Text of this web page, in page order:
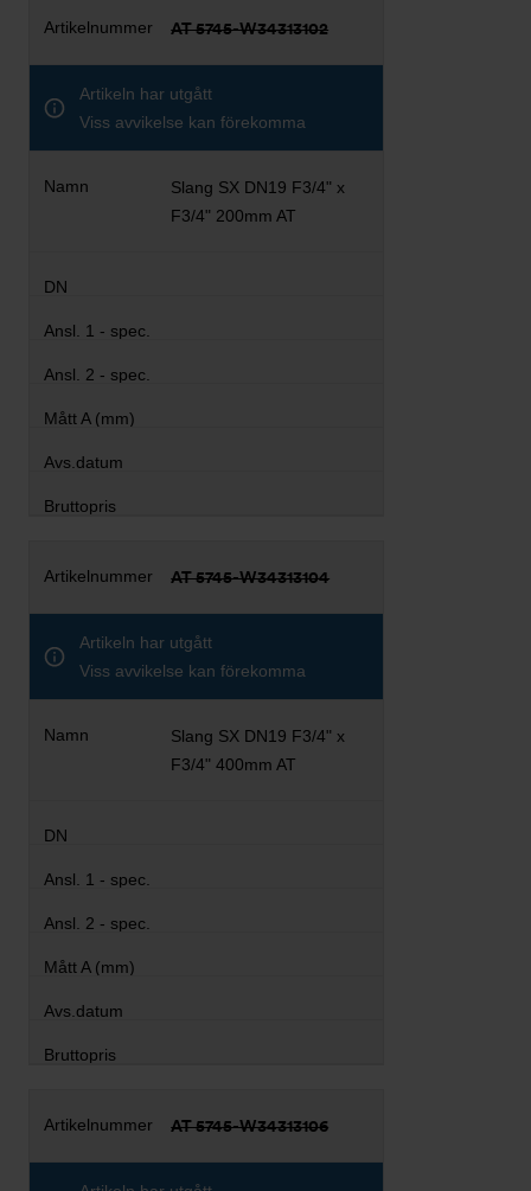
AT 5745-W34313102
Artikeln har utgått
Viss avvikelse kan förekomma
Slang SX DN19 F3/4" x
F3/4" 200mm AT
AT 5745-W34313104
Artikeln har utgått
Viss avvikelse kan förekomma
Slang SX DN19 F3/4" x
F3/4" 400mm AT
AT 5745-W34313106